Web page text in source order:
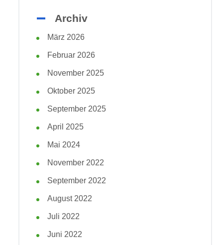
Archiv
März 2026
Februar 2026
November 2025
Oktober 2025
September 2025
April 2025
Mai 2024
November 2022
September 2022
August 2022
Juli 2022
Juni 2022